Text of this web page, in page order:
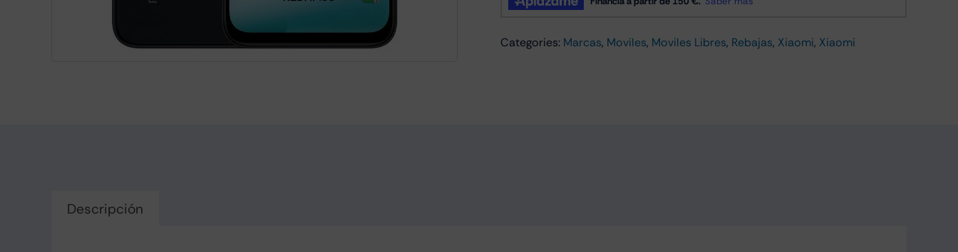
15C
Negro
Categories: Marcas, Moviles, Moviles Libres, Rebajas, Xiaomi, Xiaomi
Descripción